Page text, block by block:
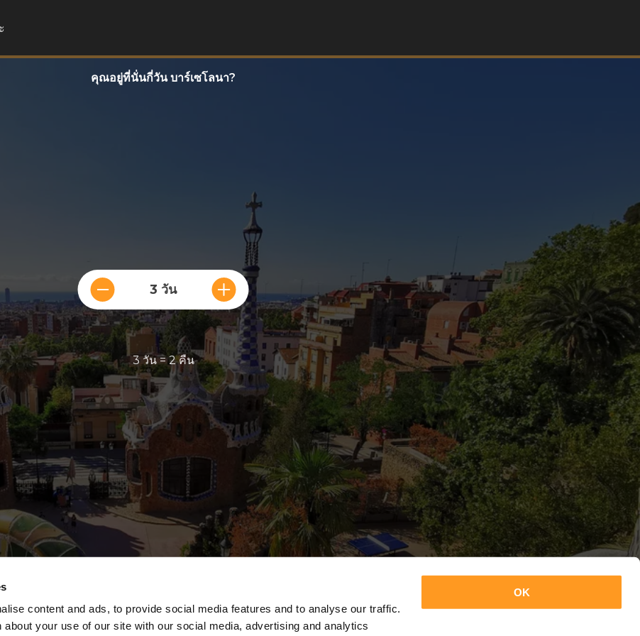
content and ads, to provide social media features and to analyse our traffic.
about your use of our site with our social media, advertising and analytics
OK
คุณอยู่ที่นั่นกี่วัน บาร์เซโลนา?
3 วัน
3 วัน = 2 คืน